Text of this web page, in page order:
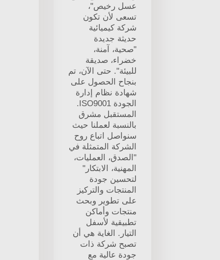
عسل رخيص"،
تسعى لأن تكون
شركة كيميائية
حديثة جديدة
"صحية، آمنة،
خضراء، صديقة
للبيئة". حتى الآن، تم
بنجاح الحصول على
شهادة نظام إدارة
الجودة ISO9001.
المستقبل مشرق
بالنسبة لعملنا حيث
سنواصل اتباع روح
الشركة المتمثلة في
"الصدق، العمليات،
المهنية، الابتكار"
لتحسين جودة
المنتجات والتركيز
على تطوير وبحث
منتجات وأماكن
تطبيقية لأسفل
التيار. الغاية هي أن
تصبح شركة ذات
جودة عالية مع